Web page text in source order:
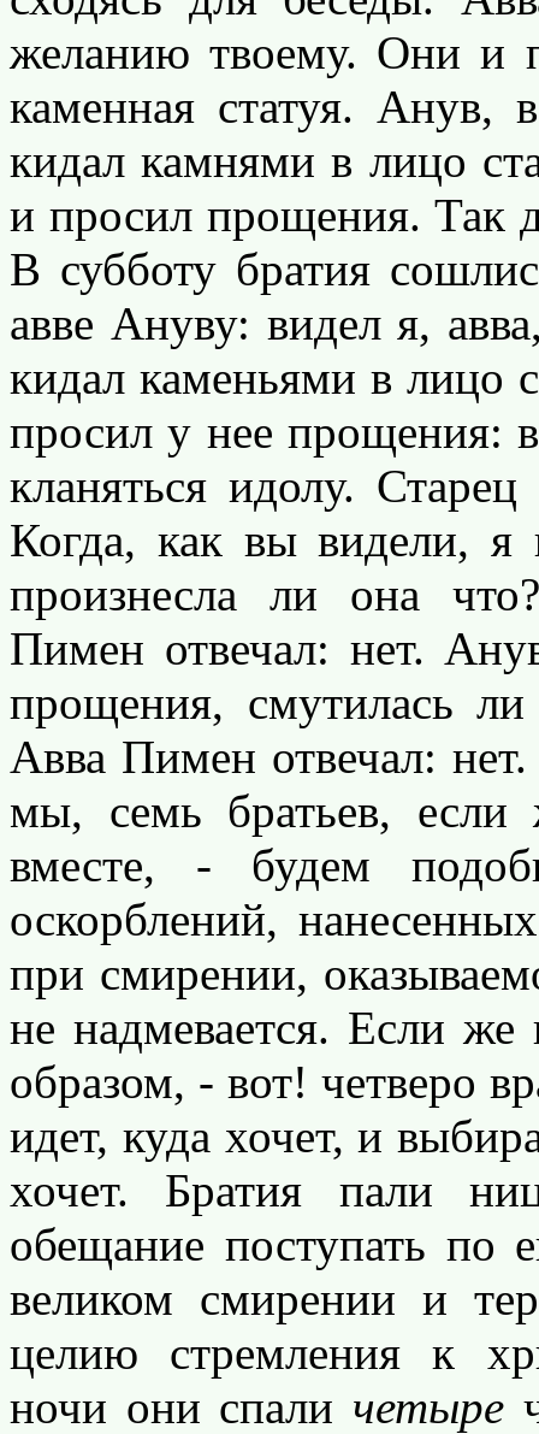
желанию твоему. Они и
каменная статуя. Анув,
кидал камнями в лицо
и просил прощения. Так
В субботу братия
авве Ануву: видел я,
кидал каменьями в лицо
просил у нее прощения:
кланяться идолу.
Когда, как вы видели, я
произнесла ли она
Пимен отвечал: нет.
прощения, смутилась
Авва Пимен отвечал:
мы, семь братьев, если
вместе, - будем
оскорблений,
при смирении,
не надмевается. Если же
образом, - вот! четверо
идет, куда хочет, и
хочет. Братия пали
обещание поступать по
великом смирении и
целию стремления к
ночи они спали четыре